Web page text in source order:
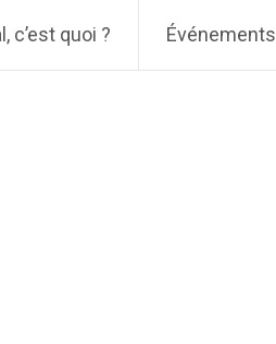
c’est quoi ? Événements